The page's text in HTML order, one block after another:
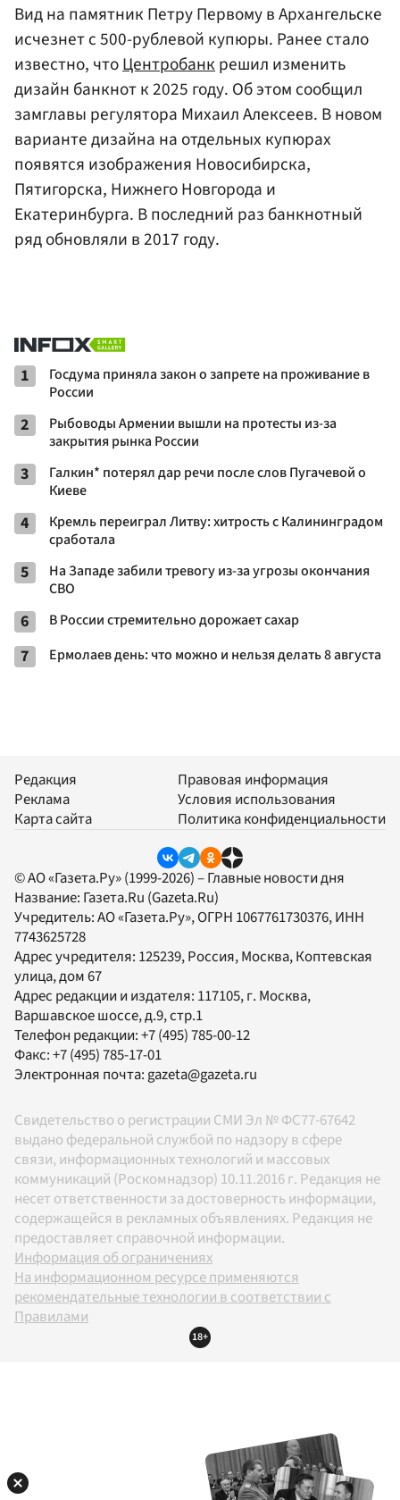
Вид на памятник Петру Первому в Архангельске
исчезнет с 500-рублевой купюры. Ранее стало
известно, чтоЦентробанк решил изменить
дизайн банкнот к 2025 году. Об этом сообщил
замглавы регулятора Михаил Алексеев. В новом
варианте дизайна на отдельных купюрах
появятся изображения Новосибирска,
Пятигорска, Нижнего Новгорода и
Екатеринбурга. В последний раз банкнотный
ряд обновляли в 2017 году.
1
Госдума приняла закон о запрете на проживание в
России
2
Рыбоводы Армении вышли на протесты из-за
закрытия рынка России
3
Галкин* потерял дар речи после слов Пугачевой о
Киеве
4
Кремль переиграл Литву: хитрость с Калининградом
сработала
5
На Западе забили тревогу из-за угрозы окончания
СВО
6 В России стремительно дорожает сахар
7 Ермолаев день: что можно и нельзя делать 8 августа
Редакция
Реклама
Карта сайта
Правовая информация
Условия использования
Политика конфиденциальности
© АО «Газета.Ру» (1999-2026) – Главные новости дня
Название: Газета.Ru (Gazeta.Ru)
Учредитель:АО «Газета.Ру», ОГРН 1067761730376, ИНН
7743625728
Адрес учредителя: 125239, Россия, Москва, Коптевская
улица, дом 67
Адрес редакции и издателя: 117105, г. Москва,
Варшавское шоссе, д.9, стр.1
Телефон редакции:+7 (495) 785-00-12
Факс:+7 (495) 785-17-01
Электронная почта:gazeta@gazeta.ru
Свидетельство о регистрации СМИ Эл № ФС77-67642
выдано федеральной службой по надзору в сфере
связи, информационных технологий и массовых
коммуникаций (Роскомнадзор) 10.11.2016 г. Редакция не
несет ответственности за достоверность информации,
содержащейся в рекламных объявлениях. Редакция не
предоставляет справочной информации.
Информация об ограничениях
На информационном ресурсе применяются
рекомендательные технологии в соответствии с
Правилами
18+